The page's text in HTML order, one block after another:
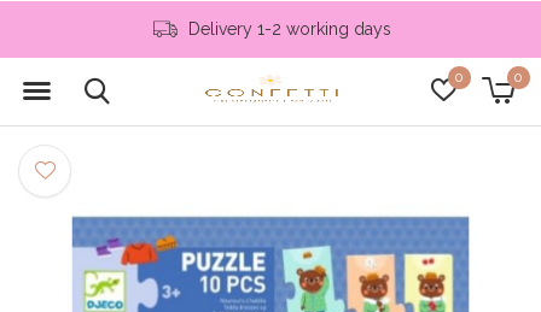
0 0
Delivery 1-2 working days